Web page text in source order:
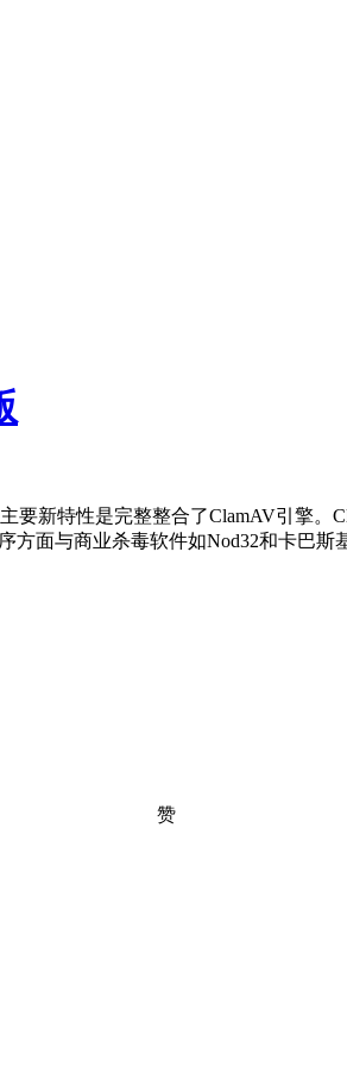
主要新特性是完整整合了ClamAV引擎。
方面与商业杀毒软件如Nod32和卡巴斯
赞